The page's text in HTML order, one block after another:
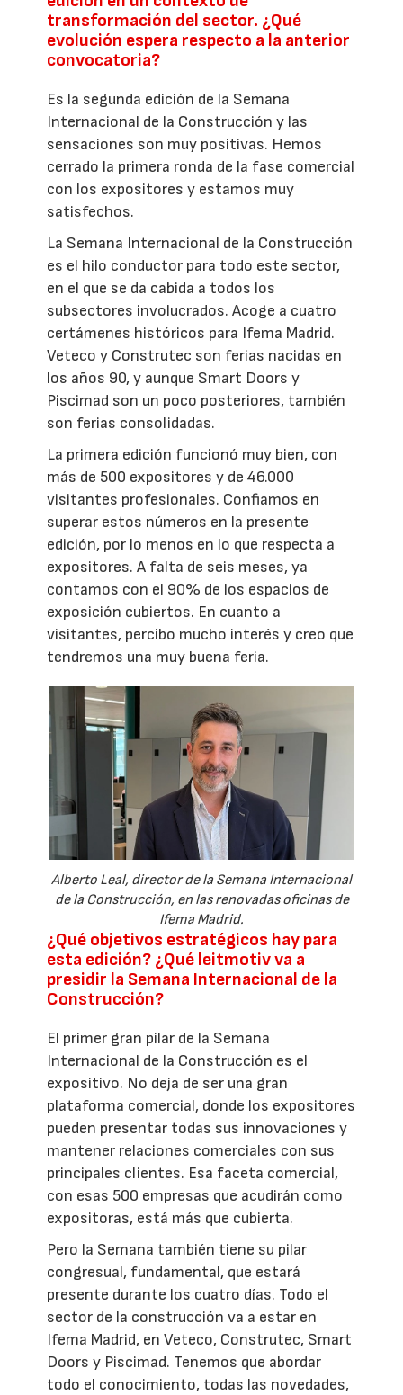
transformación del sector. ¿Qué
evolución espera respecto a la anterior
convocatoria?
Es la segunda edición de la Semana
Internacional de la Construcción y las
sensaciones son muy positivas. Hemos
cerrado la primera ronda de la fase comercial
con los expositores y estamos muy
satisfechos.
La Semana Internacional de la Construcción
es el hilo conductor para todo este sector,
en el que se da cabida a todos los
subsectores involucrados. Acoge a cuatro
certámenes históricos para Ifema Madrid.
Veteco y Construtec son ferias nacidas en
los años 90, y aunque Smart Doors y
Piscimad son un poco posteriores, también
son ferias consolidadas.
La primera edición funcionó muy bien, con
más de 500 expositores y de 46.000
visitantes profesionales. Confiamos en
superar estos números en la presente
edición, por lo menos en lo que respecta a
expositores. A falta de seis meses, ya
contamos con el 90% de los espacios de
exposición cubiertos. En cuanto a
visitantes, percibo mucho interés y creo que
tendremos una muy buena feria.
Alberto Leal, director de la Semana Internacional
de la Construcción, en las renovadas oficinas de
Ifema Madrid.
¿Qué objetivos estratégicos hay para
esta edición? ¿Qué leitmotiv va a
presidir la Semana Internacional de la
Construcción?
El primer gran pilar de la Semana
Internacional de la Construcción es el
expositivo. No deja de ser una gran
plataforma comercial, donde los expositores
pueden presentar todas sus innovaciones y
mantener relaciones comerciales con sus
principales clientes. Esa faceta comercial,
con esas 500 empresas que acudirán como
expositoras, está más que cubierta.
Pero la Semana también tiene su pilar
congresual, fundamental, que estará
presente durante los cuatro días. Todo el
sector de la construcción va a estar en
Ifema Madrid, en Veteco, Construtec, Smart
Doors y Piscimad. Tenemos que abordar
todo el conocimiento, todas las novedades,